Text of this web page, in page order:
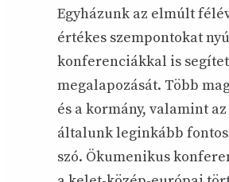
Egyházunk az elmúlt
értékes szempontokat
konferenciákkal is
megalapozását. Több
és a kormány, valamint
általunk leginkább
szó. Ökumenikus